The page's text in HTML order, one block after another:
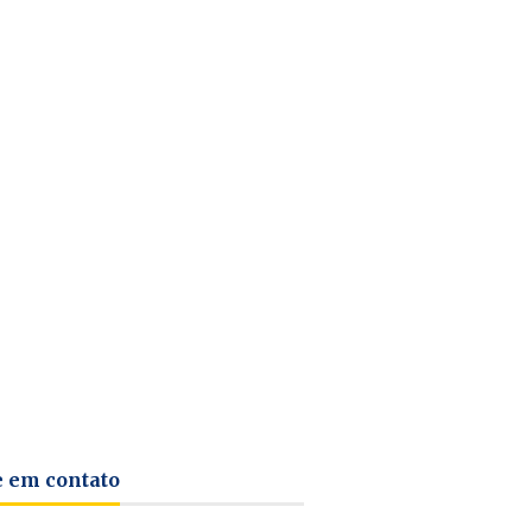
em contato